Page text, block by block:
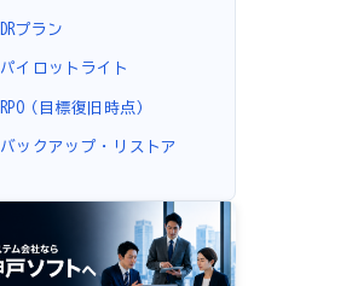
DRプラン
パイロットライト
RPO（目標復旧時点）
バックアップ・リストア